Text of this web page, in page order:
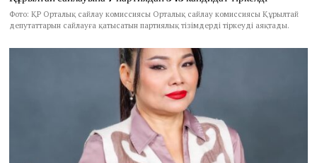
Фото: ҚР Орталық сайлау комиссиясы Орталық сайлау комиссиясы Құрылтай
депутаттарын сайлауға қатысатын партиялық тізімдерді тіркеуді аяқтады.